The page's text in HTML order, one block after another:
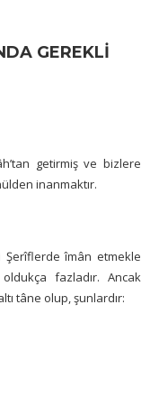
GEREKLI
getirmiş ve bizlere
inanmaktır.
Şerîflerde îmân etmekle
fazladır. Ancak
tâne olup, şunlardır: